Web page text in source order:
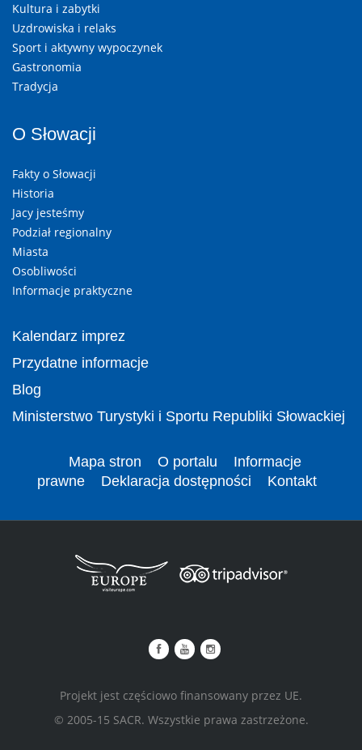
Kultura i zabytki
Uzdrowiska i relaks
Sport i aktywny wypoczynek
Gastronomia
Tradycja
O Słowacji
Fakty o Słowacji
Historia
Jacy jesteśmy
Podział regionalny
Miasta
Osobliwości
Informacje praktyczne
Kalendarz imprez
Przydatne informacje
Blog
Ministerstwo Turystyki i Sportu Republiki Słowackiej
Mapa stron O portalu
Informacje
prawne
Deklaracja dostępności Kontakt
Projekt jest częściowo finansowany przez UE.
© 2005-15 SACR. Wszystkie prawa zastrzeżone.